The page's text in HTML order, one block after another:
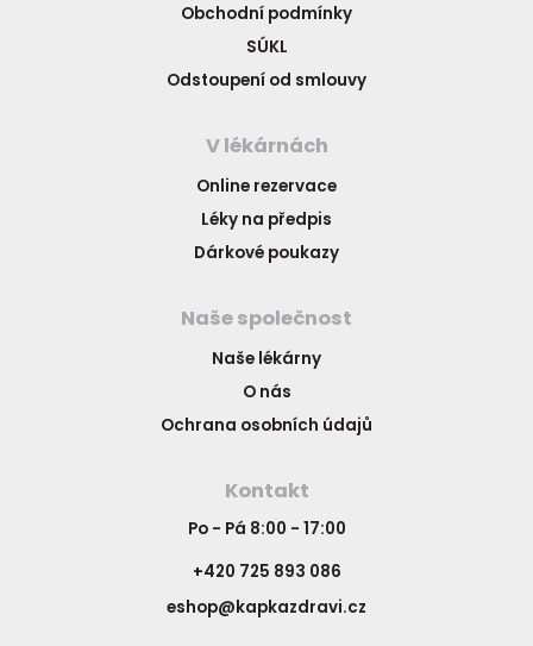
Obchodní podmínky
SÚKL
Odstoupení od smlouvy
V lékárnách
Online rezervace
Léky na předpis
Dárkové poukazy
Naše společnost
Naše lékárny
O nás
Ochrana osobních údajů
Kontakt
Po - Pá 8:00 - 17:00
+420 725 893 086
eshop@kapkazdravi.cz